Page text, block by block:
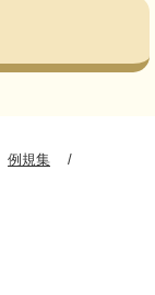
例規集